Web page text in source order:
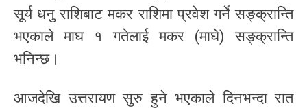
सूर्य धनु राशिबाट मकर राशिमा प्रवेश गर्ने सङ्क्रान्ति
भएकाले माघ १ गतेलाई मकर (माघे) सङ्क्रान्ति
भनिन्छ।
आजदेखि उत्तरायण सुरु हुने भएकाले दिनभन्दा रात